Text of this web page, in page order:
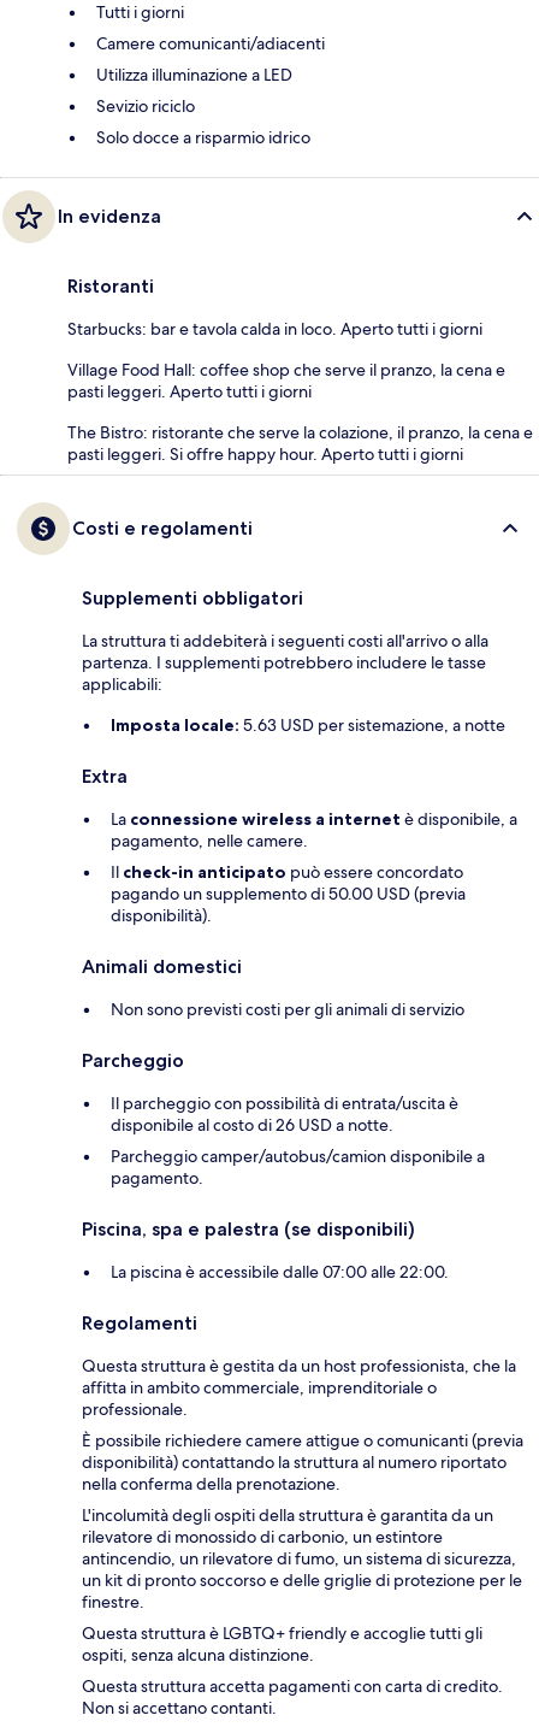
Tutti i giorni
Camere comunicanti/adiacenti
Utilizza illuminazione a LED
Sevizio riciclo
Solo docce a risparmio idrico
In evidenza
Ristoranti
Starbucks: bar e tavola calda in loco. Aperto tutti i giorni
Village Food Hall: coffee shop che serve il pranzo, la cena e
pasti leggeri. Aperto tutti i giorni
The Bistro: ristorante che serve la colazione, il pranzo, la cena e
pasti leggeri. Si offre happy hour. Aperto tutti i giorni
Costi e regolamenti
Supplementi obbligatori
La struttura ti addebiterà i seguenti costi all'arrivo o alla
partenza. I supplementi potrebbero includere le tasse
applicabili:
Imposta locale: 5.63 USD per sistemazione, a notte
Extra
La connessione wireless a internet è disponibile, a
pagamento, nelle camere.
Il check-in anticipato può essere concordato
pagando un supplemento di 50.00 USD (previa
disponibilità).
Animali domestici
Non sono previsti costi per gli animali di servizio
Parcheggio
Il parcheggio con possibilità di entrata/uscita è
disponibile al costo di 26 USD a notte.
Parcheggio camper/autobus/camion disponibile a
pagamento.
Piscina, spa e palestra (se disponibili)
La piscina è accessibile dalle 07:00 alle 22:00.
Regolamenti
Questa struttura è gestita da un host professionista, che la
affitta in ambito commerciale, imprenditoriale o
professionale.
È possibile richiedere camere attigue o comunicanti (previa
disponibilità) contattando la struttura al numero riportato
nella conferma della prenotazione.
L'incolumità degli ospiti della struttura è garantita da un
rilevatore di monossido di carbonio, un estintore
antincendio, un rilevatore di fumo, un sistema di sicurezza,
un kit di pronto soccorso e delle griglie di protezione per le
finestre.
Questa struttura è LGBTQ+ friendly e accoglie tutti gli
ospiti, senza alcuna distinzione.
Questa struttura accetta pagamenti con carta di credito.
Non si accettano contanti.